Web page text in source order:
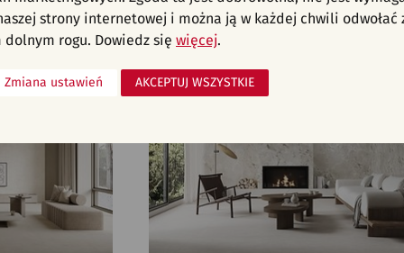
na taras
komercyjne
Płytki kamienne
Płytki kolorowe
strony internetowej i można ją w każdej chwili odwołać
dolnym rogu. Dowiedz się więcej.
Zmiana ustawień AKCEPTUJ WSZYSTKIE